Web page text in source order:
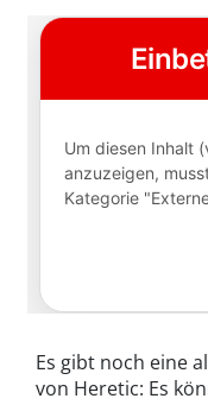
Es gibt noch eine
von Heretic: Es